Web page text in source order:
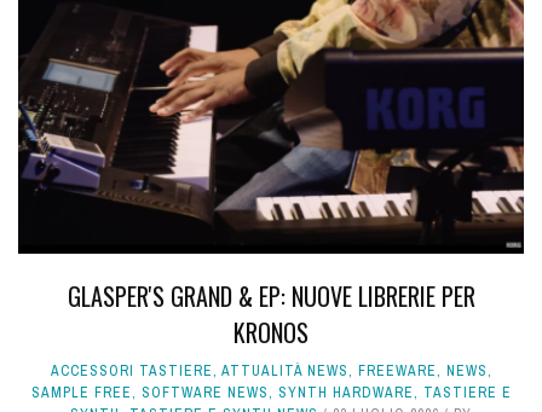
GLASPER'S GRAND & EP: NUOVE LIBRERIE PER
KRONOS
ACCESSORI TASTIERE, ATTUALITÀ NEWS, FREEWARE, NEWS,
SAMPLE FREE, SOFTWARE NEWS, SYNTH HARDWARE, TASTIERE E